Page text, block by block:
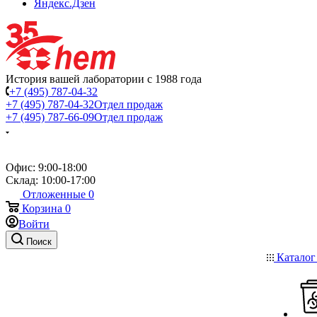
Яндекс.Дзен
История вашей лаборатории с 1988 года
+7 (495) 787-04-32
+7 (495) 787-04-32Отдел продаж
+7 (495) 787-66-09Отдел продаж
Офис: 9:00-18:00
Склад: 10:00-17:00
Отложенные 0
Корзина 0
Войти
Поиск